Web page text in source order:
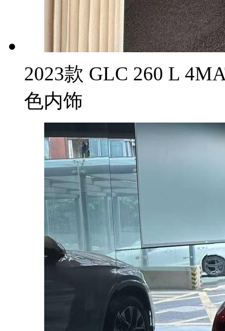
2023款 GLC 260 L
色内饰